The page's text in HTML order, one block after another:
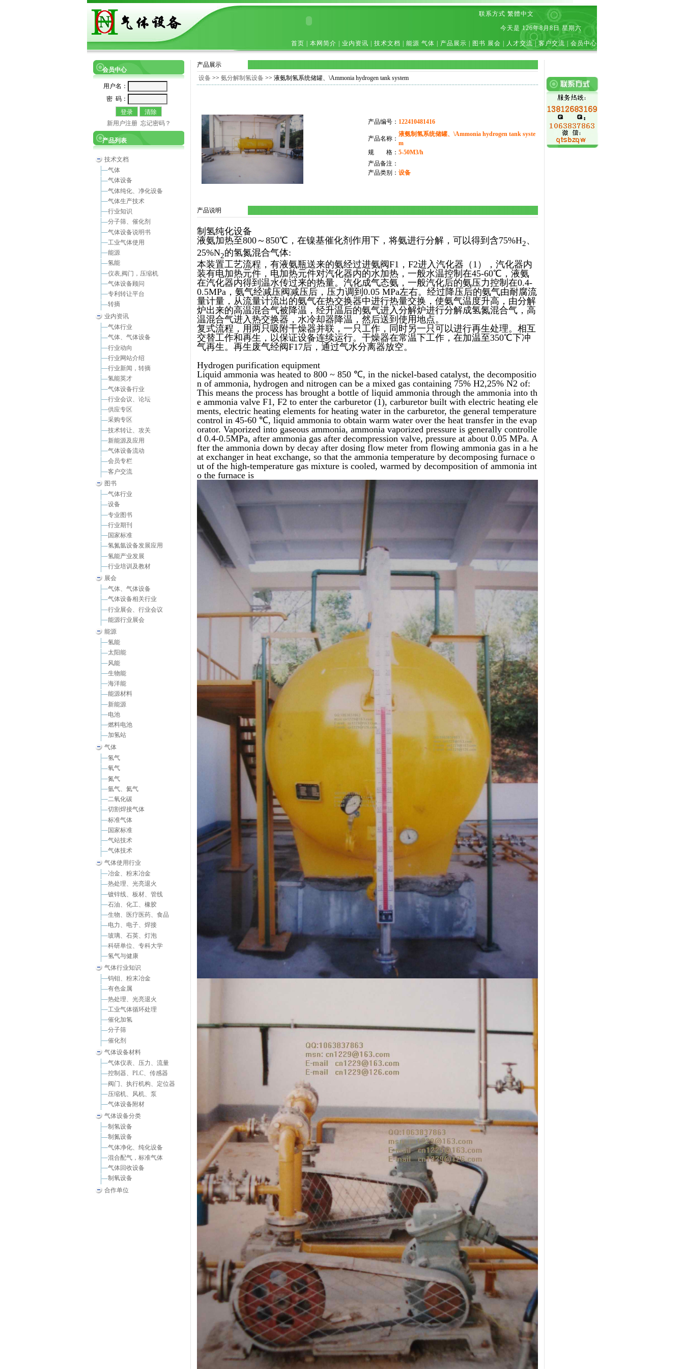
联系方式 繁體中文
今天是 126年8月8日 星期六
首页 本网简介 业内资讯 技术文档 能源 气体 产品展示 图书 展会 人才交流 客户交流 会员中心
会员中心
用户名：
密 码：
新用户注册 忘记密码？
产品列表
技术文档
气体
气体设备
气体纯化、净化设备
气体生产技术
行业知识
分子筛、催化剂
气体设备说明书
工业气体使用
能源
氢能
仪表,阀门，压缩机
气体设备顾问
专利转让平台
转摘
业内资讯
气体行业
气体、气体设备
行业动向
行业网站介绍
行业新闻，转摘
氢能英才
气体设备行业
行业会议、论坛
供应专区
采购专区
技术转让、攻关
新能源及应用
气体设备流动
会员专栏
客户交流
图书
气体行业
设备
专业图书
行业期刊
国家标准
氢氮氩设备发展应用
氢能产业发展
行业培训及教材
展会
气体、气体设备
气体设备相关行业
行业展会、行业会议
能源行业展会
能源
氢能
太阳能
风能
生物能
海洋能
能源材料
新能源
电池
燃料电池
加氢站
气体
氢气
氧气
氮气
氩气、氦气
二氧化碳
切割焊接气体
标准气体
国家标准
气站技术
气体技术
气体使用行业
冶金、粉末冶金
热处理、光亮退火
镀锌线、板材、管线
石油、化工、橡胶
生物、医疗医药、食品
电力、电子、焊接
玻璃、石英、灯泡
科研单位、专科大学
氢气与健康
气体行业知识
钨钼、粉末冶金
有色金属
热处理、光亮退火
工业气体循环处理
催化加氢
分子筛
催化剂
气体设备材料
气体仪表、压力、流量
控制器、PLC、传感器
阀门、执行机构、定位器
压缩机、风机、泵
气体设备附材
气体设备分类
制氢设备
制氮设备
气体净化、纯化设备
混合配气，标准气体
气体回收设备
制氧设备
合作单位
产品展示
设备 >> 氨分解制氢设备 >> 液氨制氢系统储罐、\Ammonia hydrogen tank system
产品编号： 122410481416
产品名称：
液氨制氢系统储罐、\Ammonia hydrogen tank syste
m
规 格： 5-50M3/h
产品备注：
产品类别： 设备
产品说明
制氢纯化设备
液氨加热至800～850℃，在镍基催化剂作用下，将氨进行分解，可以得到含75%H2、
25%N2的氢氮混合气体:
本装置工艺流程，有液氨瓶送来的氨经过进氨阀F1，F2进入汽化器（1），汽化器内
装有电加热元件，电加热元件对汽化器内的水加热，一般水温控制在45-60℃，液氨
在汽化器内得到温水传过来的热量。汽化成气态氨，一般汽化后的氨压力控制在0.4-
0.5MPa，氨气经减压阀减压后，压力调到0.05 MPa左右。经过降压后的氨气由耐腐流
量计量，从流量计流出的氨气在热交换器中进行热量交换，使氨气温度升高，由分解
炉出来的高温混合气被降温，经升温后的氨气进入分解炉进行分解成氢氮混合气，高
温混合气进入热交换器，水冷却器降温，然后送到使用地点。
复式流程，用两只吸附干燥器并联，一只工作，同时另一只可以进行再生处理。相互
交替工作和再生，以保证设备连续运行。干燥器在常温下工作，在加温至350℃下冲
气再生。再生废气经阀F17后，通过气水分离器放空。
Hydrogen purification equipment
Liquid ammonia was heated to 800 ~ 850 ℃, in the nickel-based catalyst, the decompositio
n of ammonia, hydrogen and nitrogen can be a mixed gas containing 75% H2,25% N2 of:
This means the process has brought a bottle of liquid ammonia through the ammonia into th
e ammonia valve F1, F2 to enter the carburetor (1), carburetor built with electric heating ele
ments, electric heating elements for heating water in the carburetor, the general temperature
control in 45-60 ℃, liquid ammonia to obtain warm water over the heat transfer in the evap
orator. Vaporized into gaseous ammonia, ammonia vaporized pressure is generally controlle
d 0.4-0.5MPa, after ammonia gas after decompression valve, pressure at about 0.05 MPa. A
fter the ammonia down by decay after dosing flow meter from flowing ammonia gas in a he
at exchanger in heat exchange, so that the ammonia temperature by decomposing furnace o
ut of the high-temperature gas mixture is cooled, warmed by decomposition of ammonia int
o the furnace is